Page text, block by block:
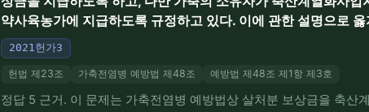
약사육농가에 지급하도록 규정하고 있다. 이에 관한 설명으로
2021헌가3
헌법 제23조 가축전염병 예방법 제48조 예방법 제48조 제1항 제3호
정답 5 근거. 이 문제는 가축전염병 예방법상 살처분 보상금을 축산